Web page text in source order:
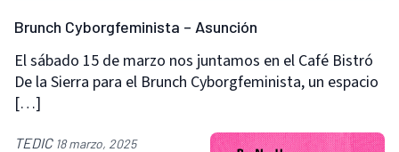
Brunch Cyborgfeminista – Asunción
El sábado 15 de marzo nos juntamos en el Café Bistró
De la Sierra para el Brunch Cyborgfeminista, un espacio
[…]
TEDIC 18 marzo, 2025